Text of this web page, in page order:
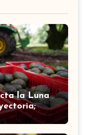
la Luna